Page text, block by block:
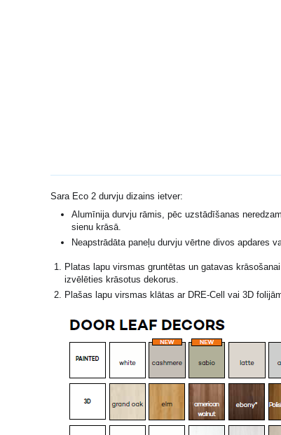
Sara Eco 2 durvju dizains ietver:
Alumīnija durvju rāmis, pēc uzstādīšanas
sienu krāsā.
Neapstrādāta paneļu durvju vērtne divos apdares
Platas lapu virsmas gruntētas un gatavas
izvēlēties krāsotus dekorus.
Plašas lapu virsmas klātas ar DRE-Cell vai 3D